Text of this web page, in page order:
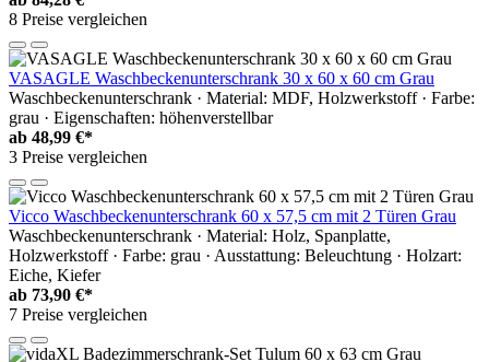
8 Preise vergleichen
VASAGLE Waschbeckenunterschrank 30 x 60 x 60 cm Grau
Waschbeckenunterschrank · Material: MDF, Holzwerkstoff · Farbe:
grau · Eigenschaften: höhenverstellbar
ab 48,99 €*
3 Preise vergleichen
Vicco Waschbeckenunterschrank 60 x 57,5 cm mit 2 Türen Grau
Waschbeckenunterschrank · Material: Holz, Spanplatte,
Holzwerkstoff · Farbe: grau · Ausstattung: Beleuchtung · Holzart:
Eiche, Kiefer
ab 73,90 €*
7 Preise vergleichen